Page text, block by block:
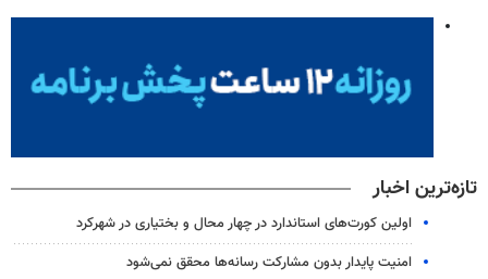
تازه‌ترین اخبار
اولین کورت‌های استاندارد در چهار محال و بختیاری در شهرکرد
امنیت پایدار بدون مشارکت رسانه‌ها محقق نمی‌شود